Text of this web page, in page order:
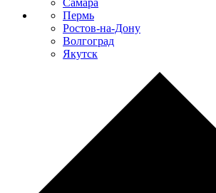
Самара
Пермь
Ростов-на-Дону
Волгоград
Якутск